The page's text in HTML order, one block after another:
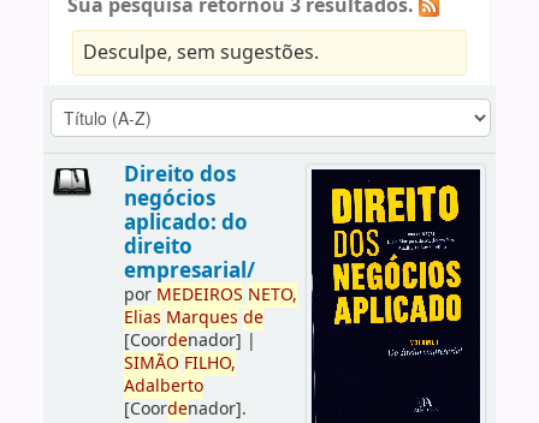
Sua pesquisa retornou 3 resultados.
Desculpe, sem sugestões.
Direito dos
negócios
aplicado: do
direito
empresarial/
por MEDEIROS NETO,
Elias Marques de
[Coordenador] |
SIMÃO FILHO,
Adalberto
[Coordenador].